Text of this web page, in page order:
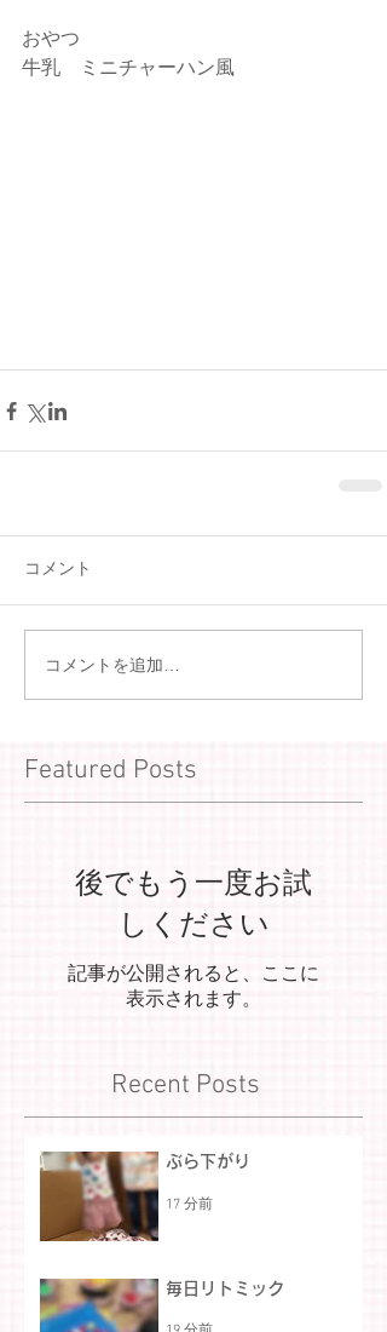
おやつ
牛乳　ミニチャーハン風
コメント
コメントを追加…
Featured Posts
後でもう一度お試
しください
記事が公開されると、ここに
表示されます。
Recent Posts
ぶら下がり
17 分前
毎日リトミック